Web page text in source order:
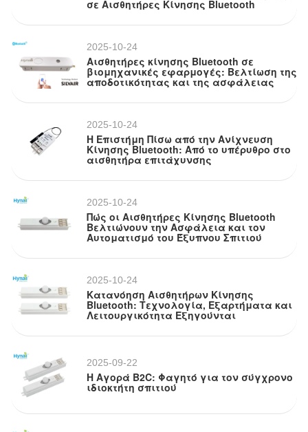
σε Αισθητήρες Κίνησης Bluetooth
2025-10-24
Αισθητήρες κίνησης Bluetooth σε
βιομηχανικές εφαρμογές: Βελτίωση της
αποδοτικότητας και της ασφάλειας
2025-10-24
Η Επιστήμη Πίσω από την Ανίχνευση
Κίνησης Bluetooth: Από το υπέρυθρο στο
αισθητήρα επιτάχυνσης
2025-10-24
Πώς οι Αισθητήρες Κίνησης Bluetooth
Βελτιώνουν την Ασφάλεια και τον
Αυτοματισμό του Έξυπνου Σπιτιού
2025-10-24
Κατανόηση Αισθητήρων Κίνησης
Bluetooth: Τεχνολογία, Εξαρτήματα και
Λειτουργικότητα Εξηγούνται
2025-09-22
Η Αγορά B2C: Φαγητό για τον σύγχρονο
ιδιοκτήτη σπιτιού